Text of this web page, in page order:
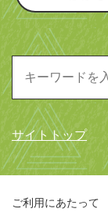
サイトトップ
ご利用にあたって